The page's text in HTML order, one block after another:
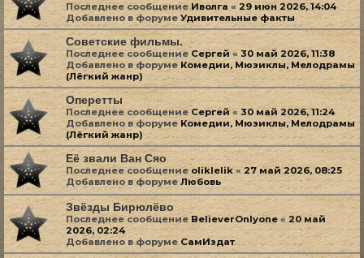
Последнее сообщениеИволга « 29 июн 2026, 14:04
Добавлено в форуме Удивительные факты
Советские фильмы.
Последнее сообщениеСергей« 30 май 2026, 11:38
Добавлено в форуме Комедии, Мюзиклы, Мелодрамы
(Лёгкий жанр)
Оперетты
Последнее сообщениеСергей« 30 май 2026, 11:24
Добавлено в форуме Комедии, Мюзиклы, Мелодрамы
(Лёгкий жанр)
Её звали Ван Сяо
Последнее сообщениеoliklelik«27 май 2026, 08:25
Добавлено в форуме Любовь
Звёзды Бирюлёво
Последнее сообщениеBelieverOnlyone« 20 май
2026, 02:24
Добавлено в форумеСамИздат